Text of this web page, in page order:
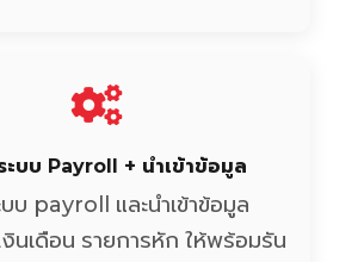
ะบบ Payroll + นำเข้าข้อมูล
บบ payroll และนำเข้าข้อมูล
นเดือน รายการหัก ให้พร้อมรัน